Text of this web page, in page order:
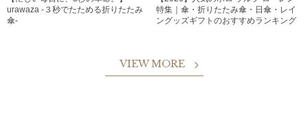
urawaza -３秒でたためる折りたたみ
傘-
特集｜傘・折りたたみ傘・日傘・レイ
ングッズギフトのおすすめランキング
VIEW MORE